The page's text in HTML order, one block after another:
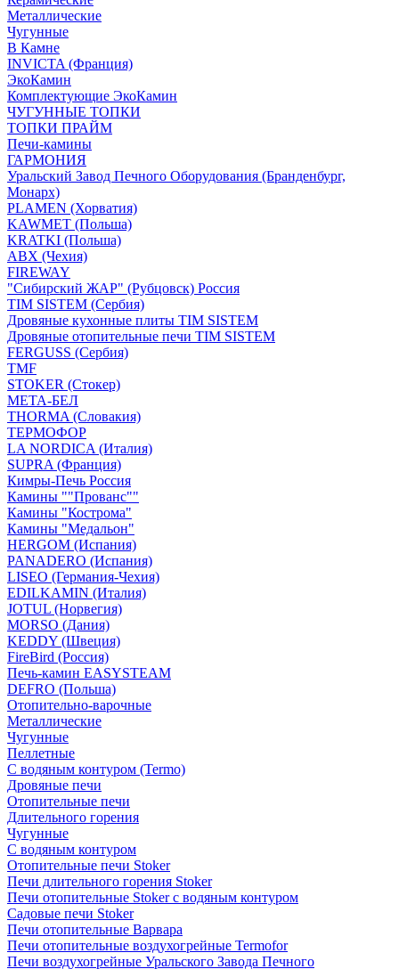
Металлические
Чугунные
В Камне
INVICTA (Франция)
ЭкоКамин
Комплектующие ЭкоКамин
ЧУГУННЫЕ ТОПКИ
ТОПКИ ПРАЙМ
Печи-камины
ГАРМОНИЯ
Уральский Завод Печного Оборудования (Бранденбург,
Монарх)
PLAMEN (Хорватия)
KAWMET (Польша)
KRATKI (Польша)
ABX (Чехия)
FIREWAY
"Сибирский ЖАР" (Рубцовск) Россия
TIM SISTEM (Сербия)
Дровяные кухонные плиты TIM SISTEM
Дровяные отопительные печи TIM SISTEM
FERGUSS (Сербия)
TMF
STOKER (Стокер)
МЕТА-БЕЛ
THORMA (Словакия)
ТЕРМОФОР
LA NORDICA (Италия)
SUPRA (Франция)
Кимры-Печь Россия
Камины ""Прованс""
Камины "Кострома"
Камины "Медальон"
HERGOM (Испания)
PANADERO (Испания)
LISEO (Германия-Чехия)
EDILKAMIN (Италия)
JOTUL (Норвегия)
MORSO (Дания)
KEDDY (Швеция)
FireBird (Россия)
Печь-камин EASYSTEAM
DEFRO (Польша)
Отопительно-варочные
Металлические
Чугунные
Пеллетные
С водяным контуром (Termo)
Дровяные печи
Отопительные печи
Длительного горения
Чугунные
C водяным контуром
Отопительные печи Stoker
Печи длительного горения Stoker
Печи отопительные Stoker с водяным контуром
Садовые печи Stoker
Печи отопительные Варвара
Печи отопительные воздухогрейные Termofor
Печи воздухогрейные Уральского Завода Печного